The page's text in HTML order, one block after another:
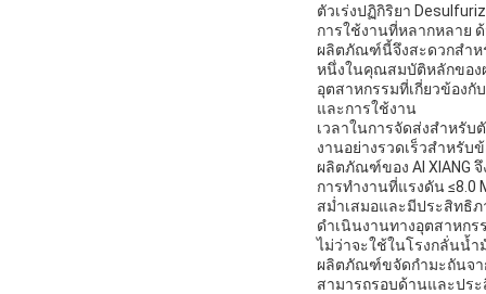
ตัวเร่งปฏิกิริยา
การใช้งานที่หลากหลาย
ผลิตภัณฑ์นี้จึงสะดวกสำห
หนึ่งในคุณสมบัติหลักของ
อุตสาหกรรมที่เกี่ยวข้อง
และการใช้งาน
เวลาในการจัดส่งสำหรับ
งานอย่างรวดเร็วสำหรั
ผลิตภัณฑ์ของ AI XIANG
การทำงานที่แรงดัน
สม่ำเสมอและมีประสิทธิภ
ดำเนินงานทางอุตสาหก
ไม่ว่าจะใช้ในโรงกลั่นน้
ผลิตภัณฑ์ขจัดกำมะถันจา
สามารถรอบด้านและปร